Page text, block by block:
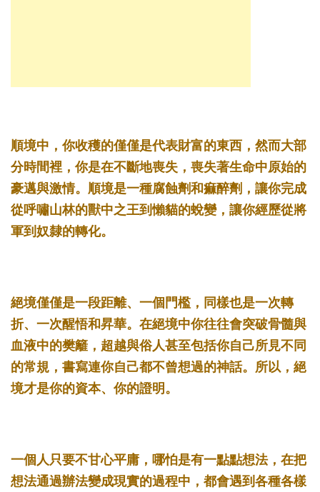
順境中，你收穫的僅僅是代表財富的東西，然而大部
分時間裡，你是在不斷地喪失，喪失著生命中原始的
豪邁與激情。順境是一種腐蝕劑和痲醉劑，讓你完成
從呼嘯山林的獸中之王到懶貓的蛻變，讓你經歷從將
軍到奴隸的轉化。 ­
絕境僅僅是一段距離、一個門檻，同樣也是一次轉
折、一次醒悟和昇華。在絕境中你往往會突破骨髓與
血液中的樊籬，超越與俗人甚至包括你自己所見不同
的常規，書寫連你自己都不曾想過的神話。所以，絕
境才是你的資本、你的證明。 ­
一個人只要不甘心平庸，哪怕是有一點點想法，在把
想法通過辦法變成現實的過程中，都會遇到各種各樣